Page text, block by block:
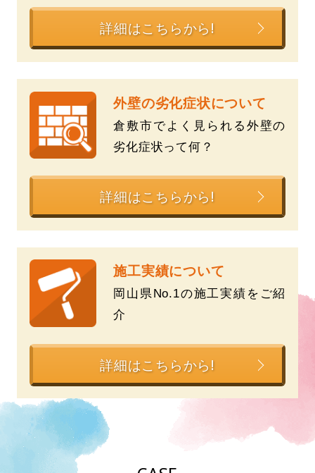
詳細はこちらから!
外壁の劣化症状について
倉敷市でよく見られる外壁の
劣化症状って何？
詳細はこちらから!
施工実績について
岡山県No.1の施工実績をご紹
介
詳細はこちらから!